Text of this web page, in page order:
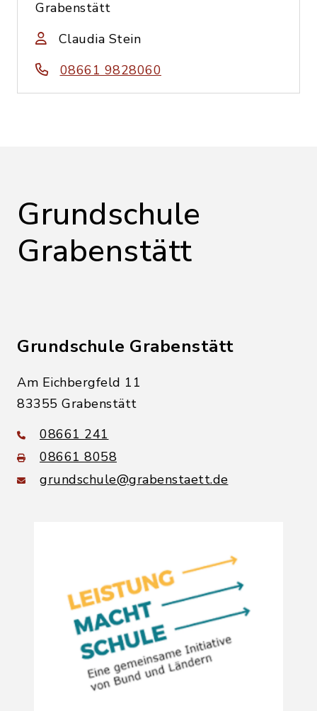
Grabenstätt
Claudia Stein
08661 9828060
Grundschule
Grabenstätt
Grundschule Grabenstätt
Am Eichbergfeld 11
83355 Grabenstätt
08661 241
08661 8058
grundschule@grabenstaett.de